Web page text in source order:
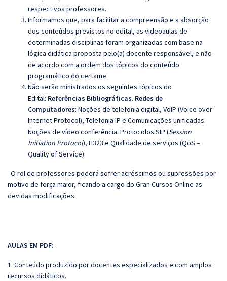
respectivos professores.
Informamos que, para facilitar a compreensão e a absorção
dos conteúdos previstos no edital, as videoaulas de
determinadas disciplinas foram organizadas com base na
lógica didática proposta pelo(a) docente responsável, e não
de acordo com a ordem dos tópicos do conteúdo
programático do certame.
Não serão ministrados os seguintes tópicos do
Edital: Referências Bibliográficas. Redes de
Computadores: Noções de telefonia digital, VoIP (Voice over
Internet Protocol), Telefonia IP e Comunicações unificadas.
Noções de vídeo conferência. Protocolos SIP (Session
Initiation Protocol), H323 e Qualidade de serviços (QoS –
Quality of Service).
O rol de professores poderá sofrer acréscimos ou supressões por
motivo de força maior, ficando a cargo do Gran Cursos Online as
devidas modificações.
AULAS EM PDF:
1. Conteúdo produzido por docentes especializados e com amplos
recursos didáticos.